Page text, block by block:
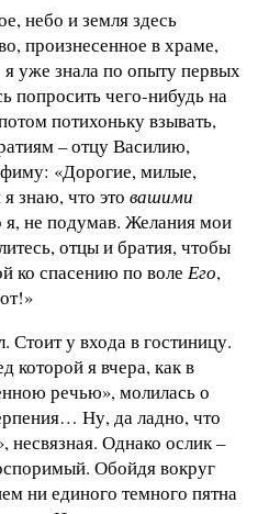
небо и земля здесь
произнесенное в храме,
уже знала по опыту первых
попросить чего-нибудь на
потихоньку взывать,
– отцу Василию,
«Дорогие, милые,
знаю, что это вашими
я, не подумав. Желания мои
отцы и братия, чтобы
ко спасению по воле Его,
Стоит у входа в гостиницу.
которой я вчера, как в
речью», молилась о
Ну, да ладно, что
Однако ослик –
Обойдя вокруг
ни единого темного пятна